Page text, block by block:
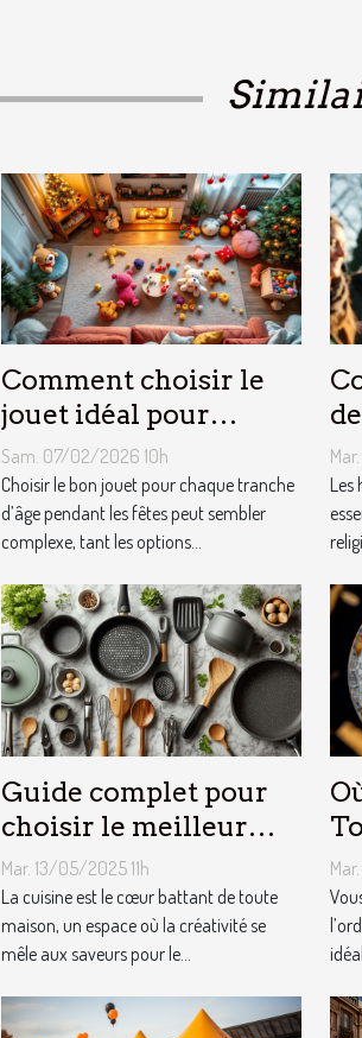
Comment choisir le
jouet idéal pour
chaque âge lors des
fêtes ?
Sam. 07/02/2026 10h
Choisir le bon jouet pour chaque tranche
d’âge pendant les fêtes peut sembler
complexe, tant les options...
Les
Guide complet pour
choisir le meilleur
équipement de
cuisine
Mar. 13/05/2025 11h
La cuisine est le cœur battant de toute
maison, un espace où la créativité se
mêle aux saveurs pour le...
idéal...